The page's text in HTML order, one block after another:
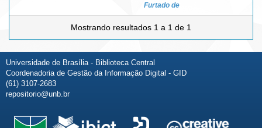
Furtado de
Mostrando resultados 1 a 1 de 1
Universidade de Brasília - Biblioteca Central
Coordenadoria de Gestão da Informação Digital - GID
(61) 3107-2683
repositorio@unb.br